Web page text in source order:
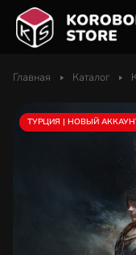
Главная Каталог
ТУРЦИЯ | НОВЫЙ